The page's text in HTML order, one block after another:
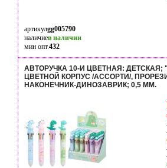
артикулgg005790
наличиев наличии
мин опт.432
АВТОРУЧКА 10-И ЦВЕТНАЯ:
ЦВЕТНОЙ КОРПУС /АССОРТИ/,
НАКОНЕЧНИК-ДИНОЗАВРИК; 0,5 MM.